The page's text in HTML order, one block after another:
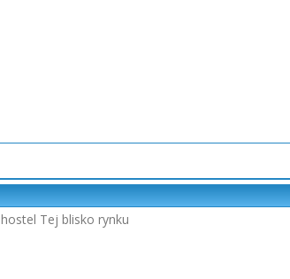
hostel Tej blisko rynku